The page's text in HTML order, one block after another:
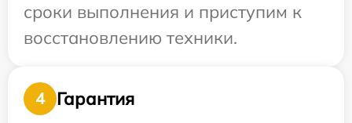
сроки выполнения и приступим к
восстановлению техники.
4
Гарантия